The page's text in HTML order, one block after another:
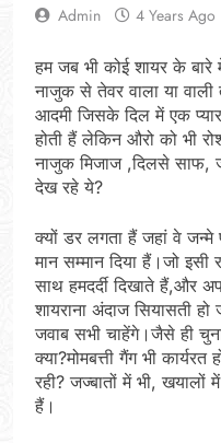
Admin 4 Years Ago
हम जब भी कोई शायर के
नाजुक से तेवर वाला या
आदमी जिसके दिल में एक
होती हैं लेकिन औरो को भी
नाजुक मिजाज ,दिलसे साफ,
देख रहे ये?
क्यों डर लगता हैं जहां वे
मान सम्मान दिया हैं।जो इसी
साथ हमदर्दी दिखाते हैं,और
शायराना अंदाज सियासती
जवाब सभी चाहेंगे।जैसे ही
क्या?मोमबत्ती गैंग भी
रही? जज्बातों में भी, खयालों
हैं।